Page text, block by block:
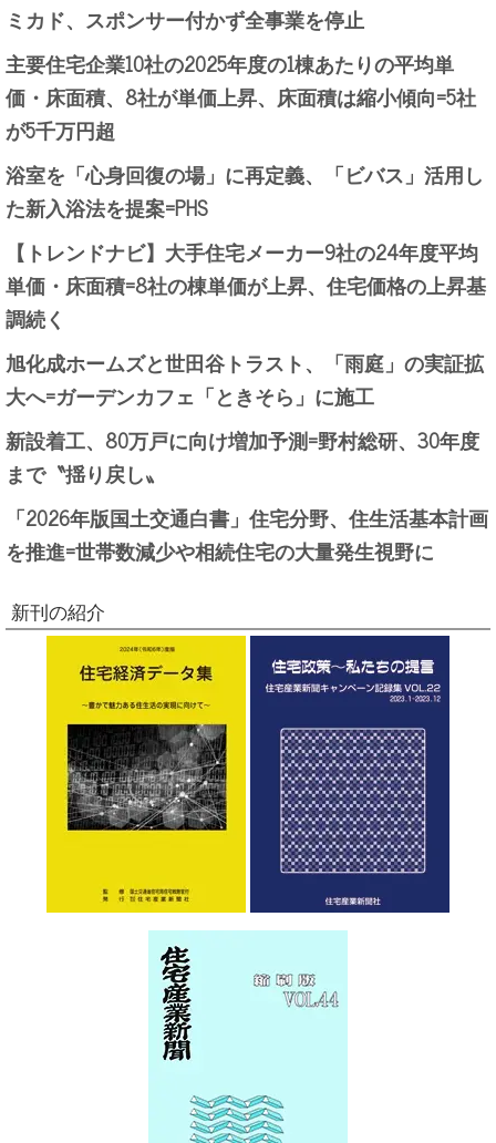
ミカド、スポンサー付かず全事業を停止
主要住宅企業10社の2025年度の1棟あたりの平均単
価・床面積、8社が単価上昇、床面積は縮小傾向=5社
が5千万円超
浴室を「心身回復の場」に再定義、「ビバス」活用し
た新入浴法を提案=PHS
【トレンドナビ】大手住宅メーカー9社の24年度平均
単価・床面積=8社の棟単価が上昇、住宅価格の上昇基
調続く
旭化成ホームズと世田谷トラスト、「雨庭」の実証拡
大へ=ガーデンカフェ「ときそら」に施工
新設着工、80万戸に向け増加予測=野村総研、30年度
まで〝揺り戻し〟
「2026年版国土交通白書」住宅分野、住生活基本計画
を推進=世帯数減少や相続住宅の大量発生視野に
新刊の紹介